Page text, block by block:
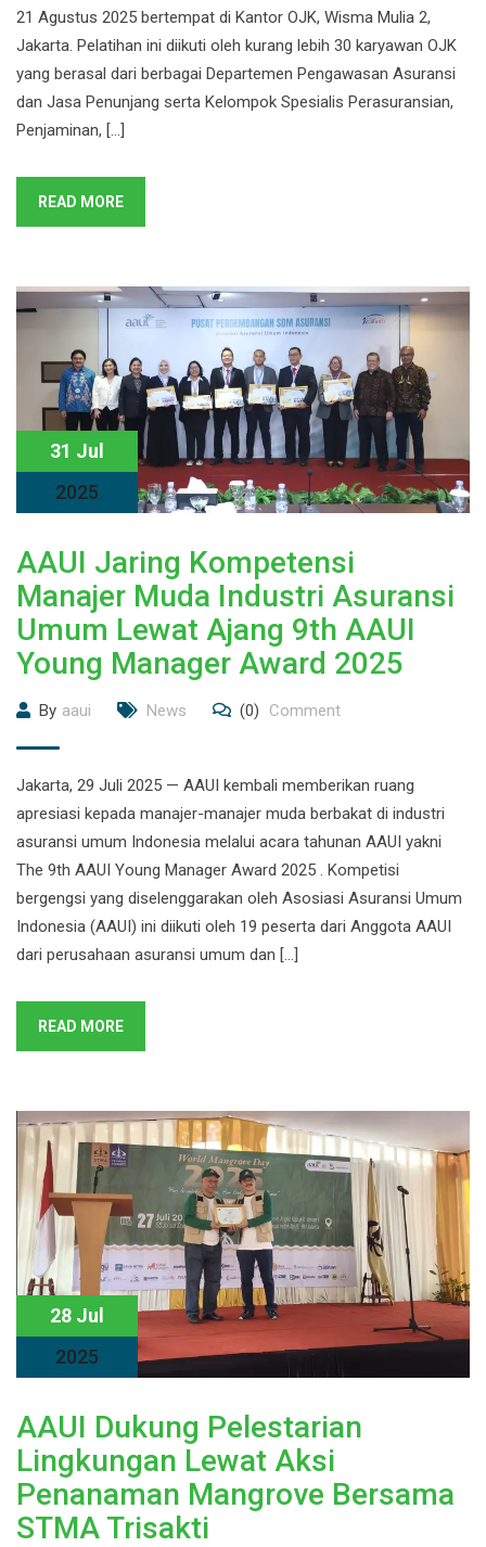
21 Agustus 2025 bertempat di Kantor OJK, Wisma Mulia 2,
Jakarta. Pelatihan ini diikuti oleh kurang lebih 30 karyawan OJK
yang berasal dari berbagai Departemen Pengawasan Asuransi
dan Jasa Penunjang serta Kelompok Spesialis Perasuransian,
Penjaminan, […]
READ MORE
31 Jul
2025
AAUI Jaring Kompetensi
Manajer Muda Industri Asuransi
Umum Lewat Ajang 9th AAUI
Young Manager Award 2025
By aaui News (0) Comment
Jakarta, 29 Juli 2025 — AAUI kembali memberikan ruang
apresiasi kepada manajer-manajer muda berbakat di industri
asuransi umum Indonesia melalui acara tahunan AAUI yakni
The 9th AAUI Young Manager Award 2025 . Kompetisi
bergengsi yang diselenggarakan oleh Asosiasi Asuransi Umum
Indonesia (AAUI) ini diikuti oleh 19 peserta dari Anggota AAUI
dari perusahaan asuransi umum dan […]
READ MORE
28 Jul
2025
AAUI Dukung Pelestarian
Lingkungan Lewat Aksi
Penanaman Mangrove Bersama
STMA Trisakti